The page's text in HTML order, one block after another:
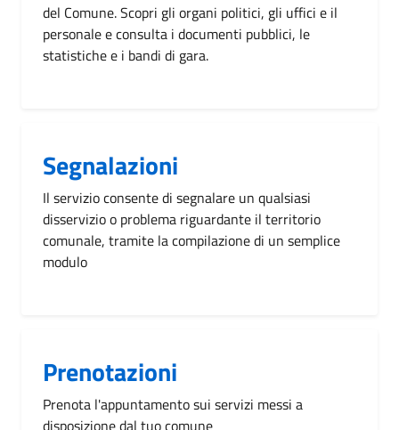
del Comune. Scopri gli organi politici, gli uffici e il
personale e consulta i documenti pubblici, le
statistiche e i bandi di gara.
Segnalazioni
Il servizio consente di segnalare un qualsiasi
disservizio o problema riguardante il territorio
comunale, tramite la compilazione di un semplice
modulo
Prenotazioni
Prenota l'appuntamento sui servizi messi a
disposizione dal tuo comune